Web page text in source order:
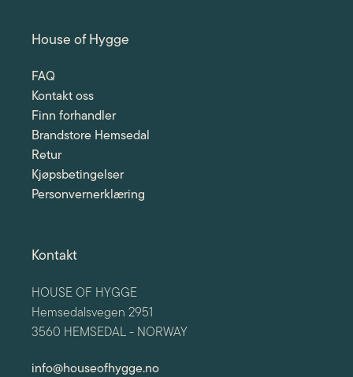
House of Hygge
FAQ
Kontakt oss
Finn forhandler
Brandstore Hemsedal
Retur
Kjøpsbetingelser
Personvernerklæring
Kontakt
HOUSE OF HYGGE
Hemsedalsvegen 2951
3560 HEMSEDAL - NORWAY
info@houseofhygge.no